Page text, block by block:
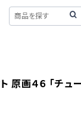
原画４６ 「チュ